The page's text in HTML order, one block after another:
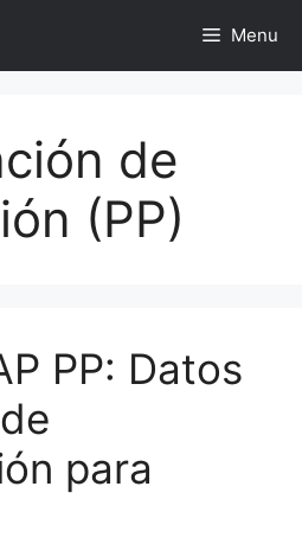
Menu
de
(PP)
PP: Datos
para